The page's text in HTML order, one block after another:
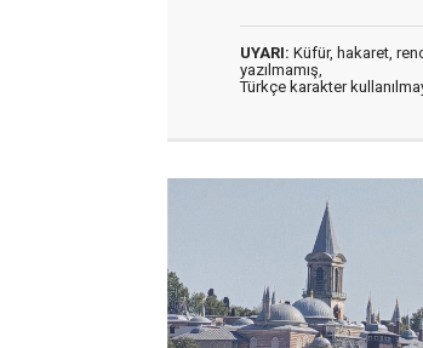
UYARI: Küfür, hakaret,
yazılmamış,
Türkçe karakter